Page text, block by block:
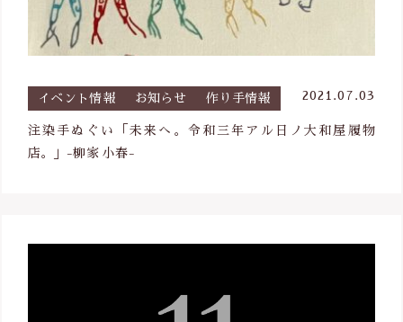
イベント情報 お知らせ 作り手情報 2021.07.03
注染手ぬぐい「未来へ。令和三年アル日ノ大和屋履物
店。」-柳家 小春-